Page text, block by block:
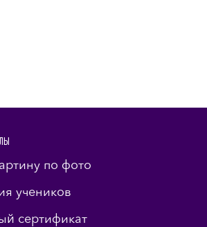
по фото
учеников
сертификат